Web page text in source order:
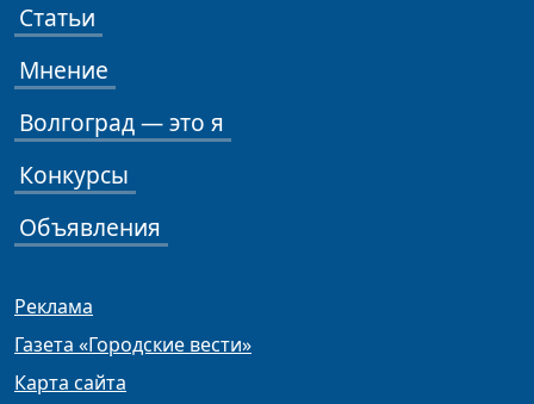
Статьи
Мнение
Волгоград — это я
Конкурсы
Объявления
Реклама
Газета «Городские вести»
Карта сайта